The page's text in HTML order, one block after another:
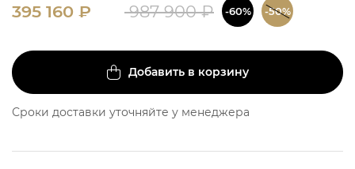
395 160 ₽ 987 900₽ -60% -50%
Добавить в корзину
Сроки доставки уточняйте у менеджера